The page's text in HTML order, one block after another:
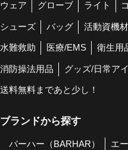
ウェア グローブ ライト
シューズ バッグ 活動資機材
水難救助 医療/EMS 衛生用
消防操法用品 グッズ/日常ア
送料無料まであと少し！
ブランドから探す
バーハー（BARHAR） エ